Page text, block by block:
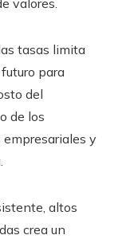
tasas limita
para
del
de los
y
altos
crea un